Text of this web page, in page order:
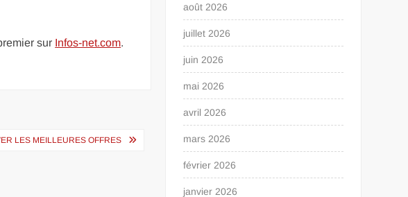
sur Infos-net.com.
LES MEILLEURES OFFRES
août 2026
juillet 2026
juin 2026
mai 2026
avril 2026
mars 2026
février 2026
janvier 2026